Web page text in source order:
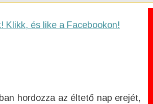
Klikk, és like a Facebookon!
hordozza az éltető nap erejét,